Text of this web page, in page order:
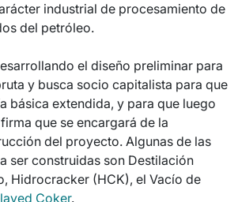
industrial de procesamiento de
del petróleo.
el diseño preliminar para
y busca socio capitalista para que
básica extendida, y para que luego
que se encargará de la
del proyecto. Algunas de las
ser construidas son Destilación
Hidrocracker (HCK), el Vacío de
Coker.